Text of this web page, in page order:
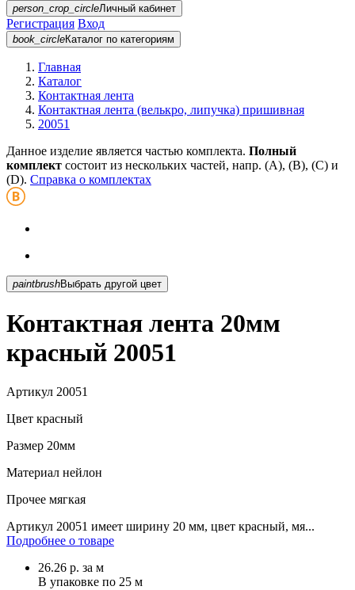
person_crop_circleЛичный кабинет
Регистрация Вход
book_circleКаталог по категориям
Главная
Каталог
Контактная лента
Контактная лента (велькро, липучка) пришивная
20051
Данное изделие является частью комплекта. Полный
комплект состоит из нескольких частей, напр. (А), (B), (С) и
(D). Справка о комплектах
paintbrush Выбрать другой цвет
Контактная лента 20мм
красный 20051
Артикул 20051
Цвет красный
Размер 20мм
Материал нейлон
Прочее мягкая
Артикул 20051 имеет ширину 20 мм, цвет красный, мя...
Подробнее о товаре
26.26 р. за м
В упаковке по 25 м